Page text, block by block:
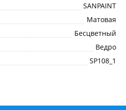
SANPAINT
Матовая
Бесцветный
Ведро
SP108_1